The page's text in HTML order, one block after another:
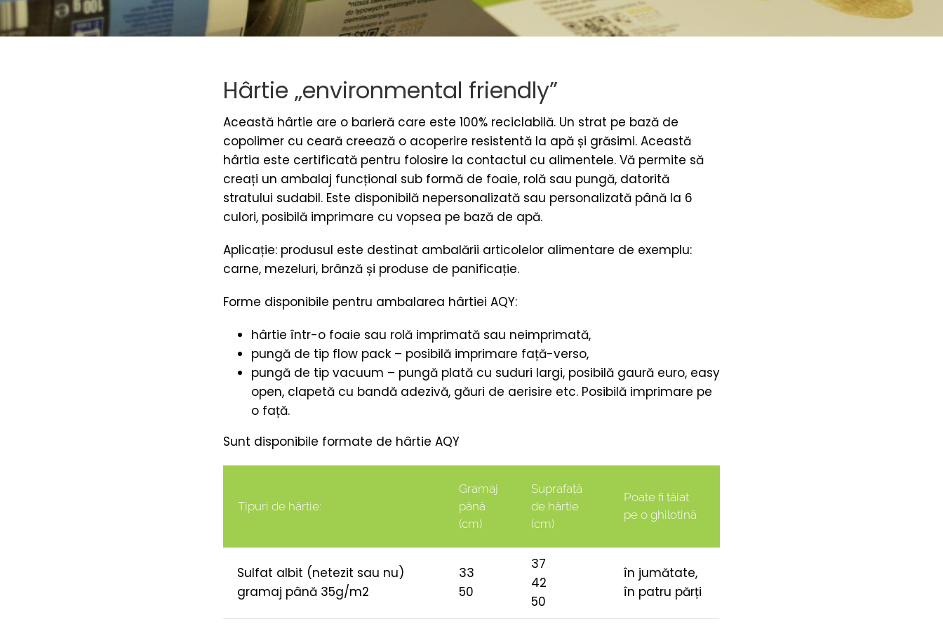
Hârtie „environmental friendly”
Această hârtie are o barieră care este 100% reciclabilă. Un strat pe bază de
copolimer cu ceară creează o acoperire resistentă la apă și grăsimi. Această
hârtia este certificată pentru folosire la contactul cu alimentele. Vă permite să
creați un ambalaj funcțional sub formă de foaie, rolă sau pungă, datorită
stratului sudabil. Este disponibilă nepersonalizată sau personalizată până la 6
culori, posibilă imprimare cu vopsea pe bază de apă.
Aplicație: produsul este destinat ambalării articolelor alimentare de exemplu:
carne, mezeluri, brânză și produse de panificație.
Forme disponibile pentru ambalarea hârtiei AQY:
hârtie într-o foaie sau rolă imprimată sau neimprimată,
pungă de tip flow pack – posibilă imprimare față-verso,
pungă de tip vacuum – pungă plată cu suduri largi, posibilă gaură euro, easy
open, clapetă cu bandă adezivă, găuri de aerisire etc. Posibilă imprimare pe
o față.
Sunt disponibile formate de hârtie AQY
Tipuri de hârtie:
Gramaj
până
(cm)
Suprafață
de hârtie
(cm)
Poate fi tăiat
pe o ghilotină
Sulfat albit (netezit sau nu)
gramaj până 35g/m2
33
50
37
42
50
în jumătate,
în patru părți